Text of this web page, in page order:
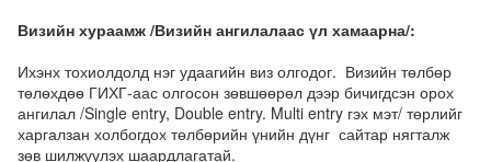
Визийн хураамж /Визийн ангилалаас үл хамаарна/:
Ихэнх тохиолдолд нэг удаагийн виз олгодог. Визийн төлбөр
төлөхдөө ГИХГ-аас олгосон зөвшөөрөл дээр бичигдсэн орох
ангилал /Single entry, Double entry. Multi entry гэх мэт/ төрлийг
харгалзан холбогдох төлбөрийн үнийн дүнг сайтар нягталж
зөв шилжүүлэх шаардлагатай.